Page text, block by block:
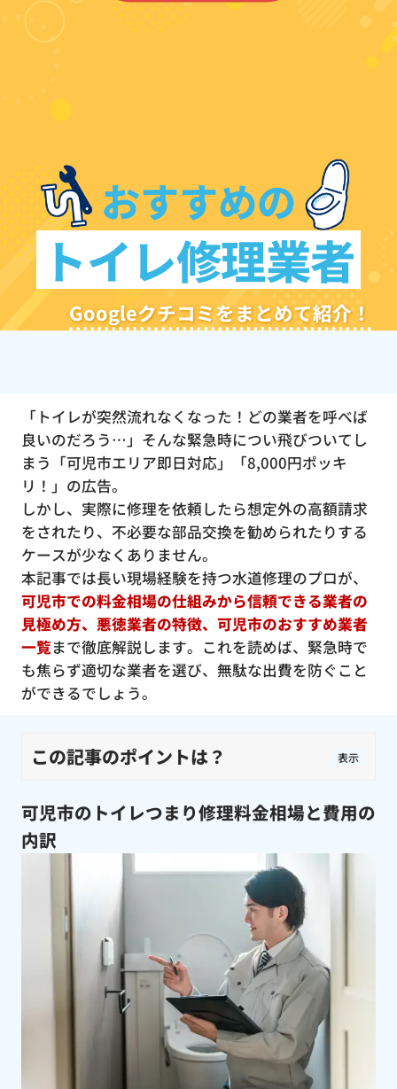
おすすめの
トイレ修理業者
Googleクチコミをまとめて紹介！
「トイレが突然流れなくなった！どの業者を呼べば
良いのだろう…」そんな緊急時につい飛びついてし
まう「可児市エリア即日対応」「8,000円ポッキ
リ！」の広告。
しかし、実際に修理を依頼したら想定外の高額請求
をされたり、不必要な部品交換を勧められたりする
ケースが少なくありません。
本記事では長い現場経験を持つ水道修理のプロが、
可児市での料金相場の仕組みから信頼できる業者の
見極め方、悪徳業者の特徴、可児市のおすすめ業者
一覧まで徹底解説します。これを読めば、緊急時で
も焦らず適切な業者を選び、無駄な出費を防ぐこと
ができるでしょう。
この記事のポイントは？ 表示
可児市のトイレつまり修理料金相場と費用の
内訳